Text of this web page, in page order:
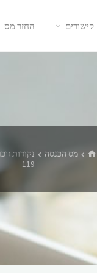
קישורים החזר מס
ביתמס הכנסה
119